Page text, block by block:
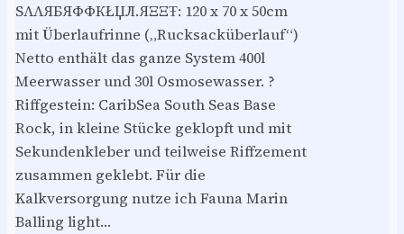
SΛΛЯБЯФФКŁЏЛ.ЯΞΞŦ: 120 x 70 x 50cm
mit Überlaufrinne („Rucksacküberlauf“)
Netto enthält das ganze System 400l
Meerwasser und 30l Osmosewasser. ?
Riffgestein: CaribSea South Seas Base
Rock, in kleine Stücke geklopft und mit
Sekundenkleber und teilweise Riffzement
zusammen geklebt. Für die
Kalkversorgung nutze ich Fauna Marin
Balling light…